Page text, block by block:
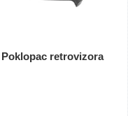
Poklopac retrovizora